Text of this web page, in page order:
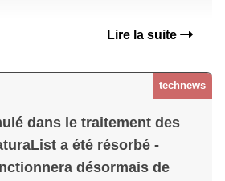
Lire la suite
technews
dans le traitement des
a été résorbé -
désormais de